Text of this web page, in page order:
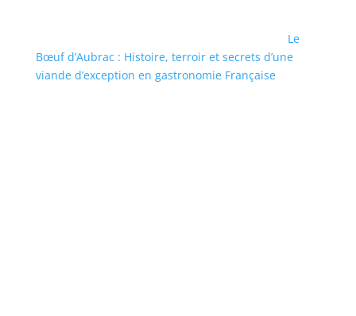
Le
Bœuf d’Aubrac : Histoire, terroir et secrets d’une
viande d’exception en gastronomie Française